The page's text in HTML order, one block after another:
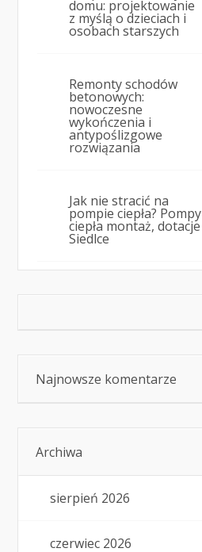
domu: projektowanie
z myślą o dzieciach i
osobach starszych
Remonty schodów
betonowych:
nowoczesne
wykończenia i
antypoślizgowe
rozwiązania
Jak nie stracić na
pompie ciepła? Pompy
ciepła montaż, dotacje
Siedlce
Najnowsze komentarze
Archiwa
sierpień 2026
czerwiec 2026